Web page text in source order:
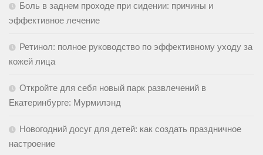
Боль в заднем проходе при сидении: причины и
эффективное лечение
Ретинол: полное руководство по эффективному уходу за
кожей лица
Откройте для себя новый парк развлечений в
Екатеринбурге: Мурмилэнд
Новогодний досуг для детей: как создать праздничное
настроение